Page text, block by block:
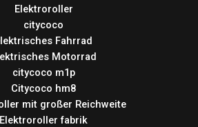
Elektroroller
citycoco
Fahrrad
Motorrad
citycoco m1p
Citycoco hm8
mit großer Reichweite
Elektroroller fabrik